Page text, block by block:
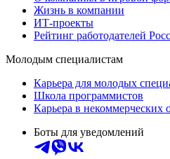
Жизнь в компании
ИТ-проекты
Рейтинг работодателей
Молодым специалистам
Карьера для молодых
Школа программистов
Карьера в некоммерческих
Боты для уведомлений